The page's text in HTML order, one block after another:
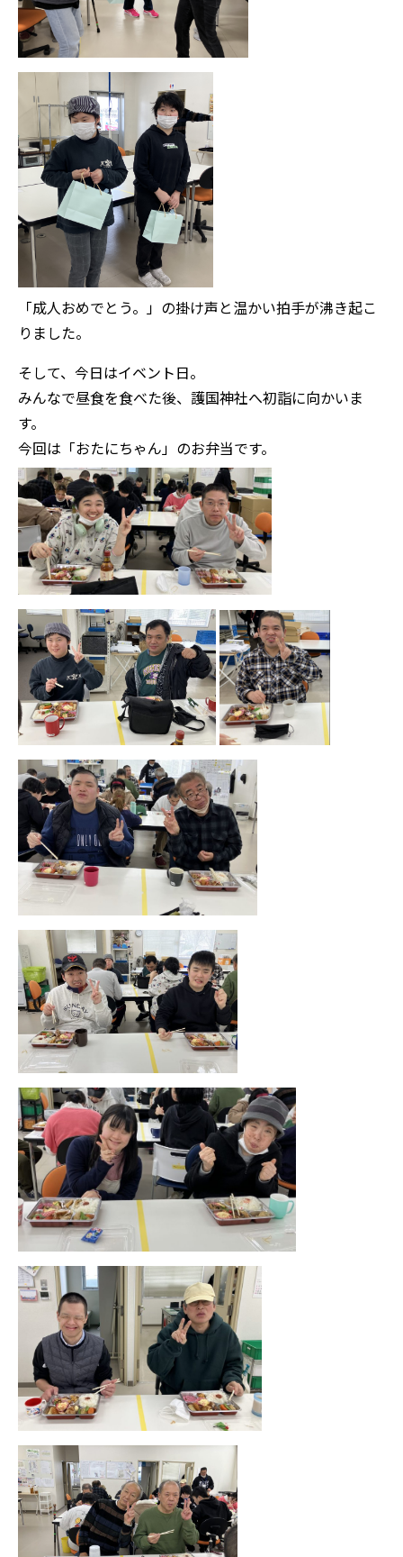
「成人おめでとう。」の掛け声と温かい拍手が沸き起こ
りました。
そして、今日はイベント日。
みんなで昼食を食べた後、護国神社へ初詣に向かいま
す。
今回は「おたにちゃん」のお弁当です。